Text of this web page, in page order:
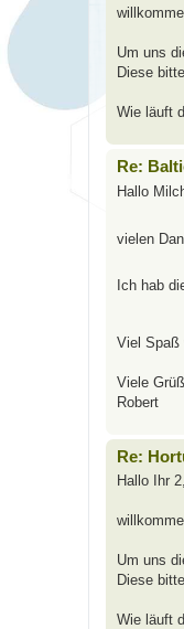
Um uns
Diese
Wie läuft
Re:
Hallo
vielen
Ich hab
Viel Spaß
Viele
Robert
Re:
Hallo Ihr 2,
Um uns
Diese
Wie läuft